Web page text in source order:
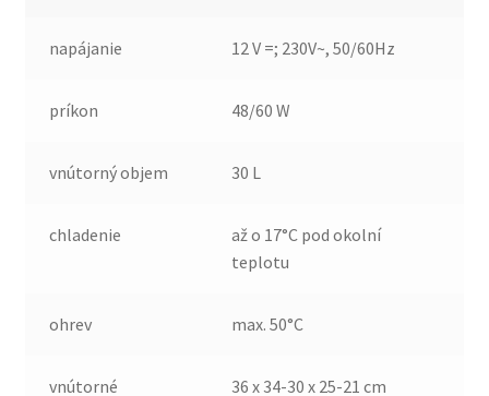
napájanie 12 V =; 230V~, 50/60Hz
príkon 48/60 W
vnútorný objem 30 L
chladenie
až o 17°C pod okolní
teplotu
ohrev max. 50°C
vnútorné
36 x 34-30 x 25-21 cm